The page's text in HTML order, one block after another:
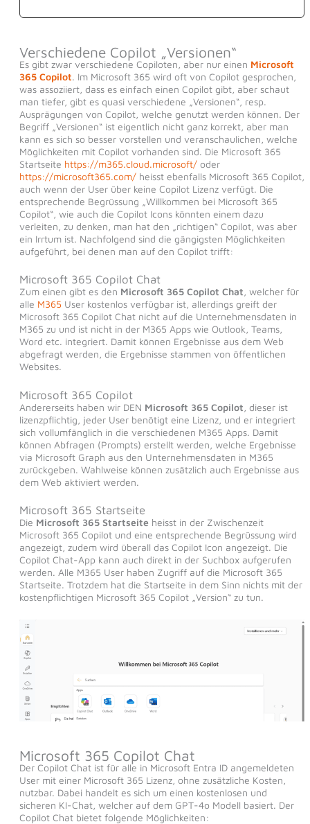
Verschiedene Copilot „Versionen“
Es gibt zwar verschiedene Copiloten, aber nur einen Microsoft
365 Copilot. Im Microsoft 365 wird oft von Copilot gesprochen,
was assoziiert, dass es einfach einen Copilot gibt, aber schaut
man tiefer, gibt es quasi verschiedene „Versionen“, resp.
Ausprägungen von Copilot, welche genutzt werden können. Der
Begriff „Versionen“ ist eigentlich nicht ganz korrekt, aber man
kann es sich so besser vorstellen und veranschaulichen, welche
Möglichkeiten mit Copilot vorhanden sind. Die Microsoft 365
Startseite https://m365.cloud.microsoft/oder
https://microsoft365.com/heisst ebenfalls Microsoft 365 Copilot,
auch wenn der User über keine Copilot Lizenz verfügt. Die
entsprechende Begrüssung „Willkommen bei Microsoft 365
Copilot“, wie auch die Copilot Icons könnten einem dazu
verleiten, zu denken, man hat den „richtigen“ Copilot, was aber
ein Irrtum ist. Nachfolgend sind die gängigsten Möglichkeiten
aufgeführt, bei denen man auf den Copilot trifft:
Microsoft 365 Copilot Chat
Zum einen gibt es den Microsoft 365 Copilot Chat , welcher für
alle M365 User kostenlos verfügbar ist, allerdings greift der
Microsoft 365 Copilot Chat nicht auf die Unternehmensdaten in
M365 zu und ist nicht in der M365 Apps wie Outlook, Teams,
Word etc. integriert. Damit können Ergebnisse aus dem Web
abgefragt werden, die Ergebnisse stammen von öffentlichen
Websites.
Microsoft 365 Copilot
Andererseits haben wir DEN Microsoft 365 Copilot , dieser ist
lizenzpflichtig, jeder User benötigt eine Lizenz, und er integriert
sich vollumfänglich in die verschiedenen M365 Apps. Damit
können Abfragen (Prompts) erstellt werden, welche Ergebnisse
via Microsoft Graph aus den Unternehmensdaten in M365
zurückgeben. Wahlweise können zusätzlich auch Ergebnisse aus
dem Web aktiviert werden.
Microsoft 365 Startseite
Die Microsoft 365 Startseite heisst in der Zwischenzeit
Microsoft 365 Copilot und eine entsprechende Begrüssung wird
angezeigt, zudem wird überall das Copilot Icon angezeigt. Die
Copilot Chat-App kann auch direkt in der Suchbox aufgerufen
werden. Alle M365 User haben Zugriff auf die Microsoft 365
Startseite. Trotzdem hat die Startseite in dem Sinn nichts mit der
kostenpflichtigen Microsoft 365 Copilot „Version“ zu tun.
Microsoft 365 Copilot Chat
Der Copilot Chat ist für alle in Microsoft Entra ID angemeldeten
User mit einer Microsoft 365 Lizenz, ohne zusätzliche Kosten,
nutzbar. Dabei handelt es sich um einen kostenlosen und
sicheren KI-Chat, welcher auf dem GPT-4o Modell basiert. Der
Copilot Chat bietet folgende Möglichkeiten: